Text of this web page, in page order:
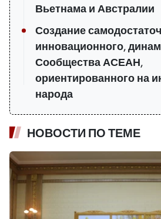
Вьетнама и Австралии
Создание
инновационного,
Сообщества АСЕАН,
ориентированного на
народа
НОВОСТИ ПО ТЕМЕ